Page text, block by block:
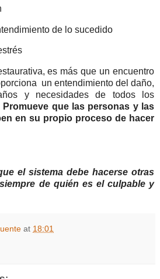
de lo sucedido
es más que un encuentro
un entendimiento del daño,
y necesidades de todos los
Promueve que las personas y las
en su propio proceso de hacer
el sistema debe hacerse otras
de quién es el culpable y
at 18:01